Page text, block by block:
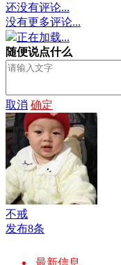
还没有评论...
没有更多评论...
正在加载...
随便说点什么
取消 确定
不戒
发布8条